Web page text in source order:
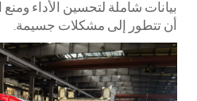
بيانات شاملة لتحسين الأداء
أن تتطور إلى مشكلات جسيمة.